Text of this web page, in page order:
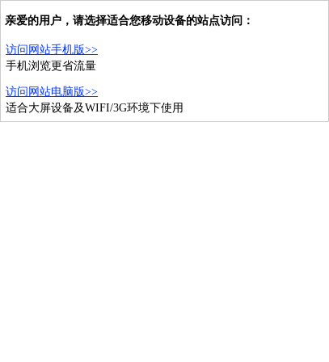
亲爱的用户，请选择适合您移动设备的站点访问：
访问网站手机版>>
手机浏览更省流量
访问网站电脑版>>
适合大屏设备及WIFI/3G环境下使用